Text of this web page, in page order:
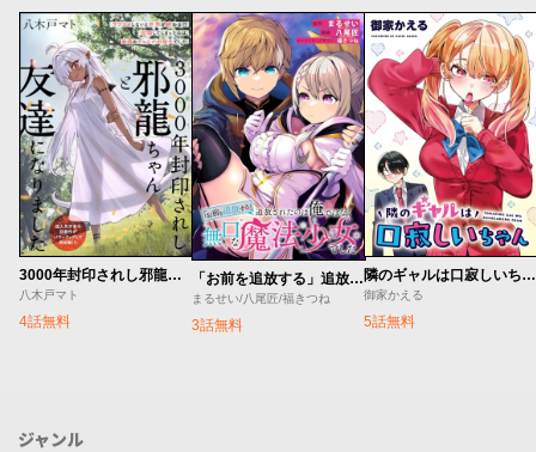
3000年封印されし邪龍ちゃんと友達になりました
八木戸マト
4話無料
「お前を追放する」追放されたのは俺ではなく無口な魔法少女でした
まるせい/八尾匠/福きつね
3話無料
隣のギャルは口寂しいちゃん
御家かえる
5話無料
ジャンル